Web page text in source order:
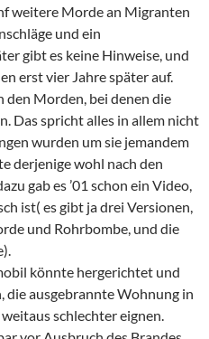
weitere Morde an Migranten
und ein
gibt es keine Hinweise, und
erst vier Jahre später auf.
den Morden, bei denen die
Das spricht alles in allem nicht
wurden um sie jemandem
derjenige wohl nach den
gab es ’01 schon ein Video,
ist( es gibt ja drei Versionen,
und Rohrbombe, und die
könnte hergerichtet und
die ausgebrannte Wohnung in
schlechter eignen.